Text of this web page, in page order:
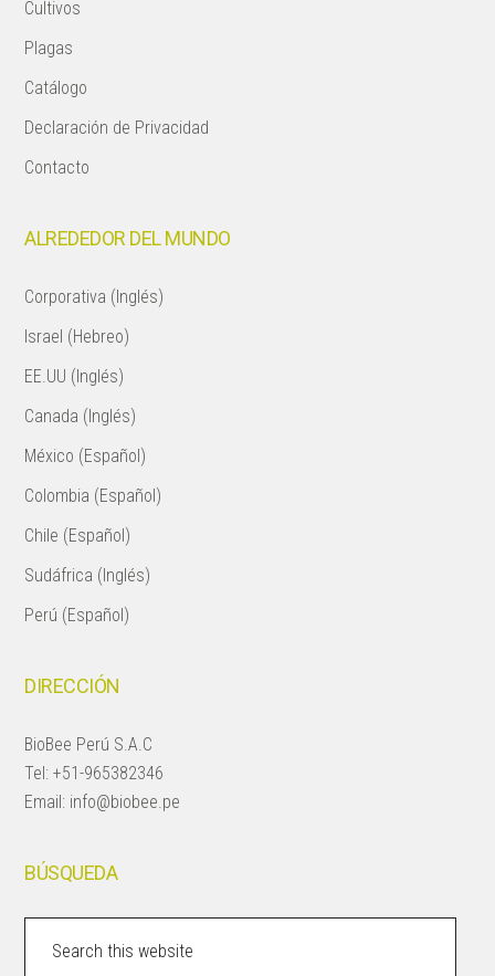
Cultivos
Plagas
Catálogo
Declaración de Privacidad
Contacto
ALREDEDOR DEL MUNDO
Corporativa (Inglés)
Israel (Hebreo)
EE.UU (Inglés)
Canada (Inglés)
México (Español)
Colombia (Español)
Chile (Español)
Sudáfrica (Inglés)
Perú (Español)
DIRECCIÓN
BioBee Perú S.A.C
Tel:+51-965382346
Email: info@biobee.pe
BÚSQUEDA